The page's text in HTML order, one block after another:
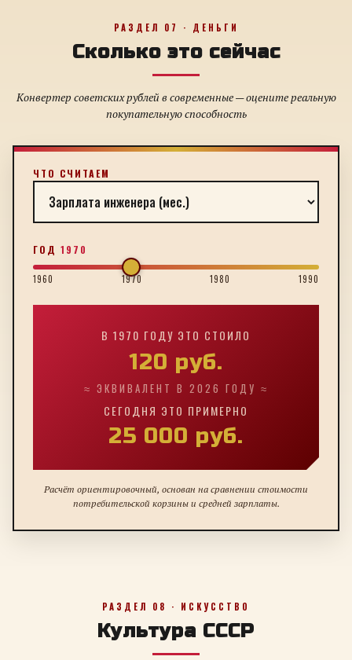
РАЗДЕЛ 07 · ДЕНЬГИ
Сколько это сейчас
Конвертер советских рублей в современные — оцените реальную
покупательную способность
ЧТО СЧИТАЕМ
ГОД 1970
1960 1970 1980 1990
В 1970 ГОДУ ЭТО СТОИЛО
120 руб.
≈ ЭКВИВАЛЕНТ В 2026 ГОДУ ≈
СЕГОДНЯ ЭТО ПРИМЕРНО
25 000 руб.
Расчёт ориентировочный, основан на сравнении стоимости
потребительской корзины и средней зарплаты.
РАЗДЕЛ 08 · ИСКУССТВО
Культура СССР